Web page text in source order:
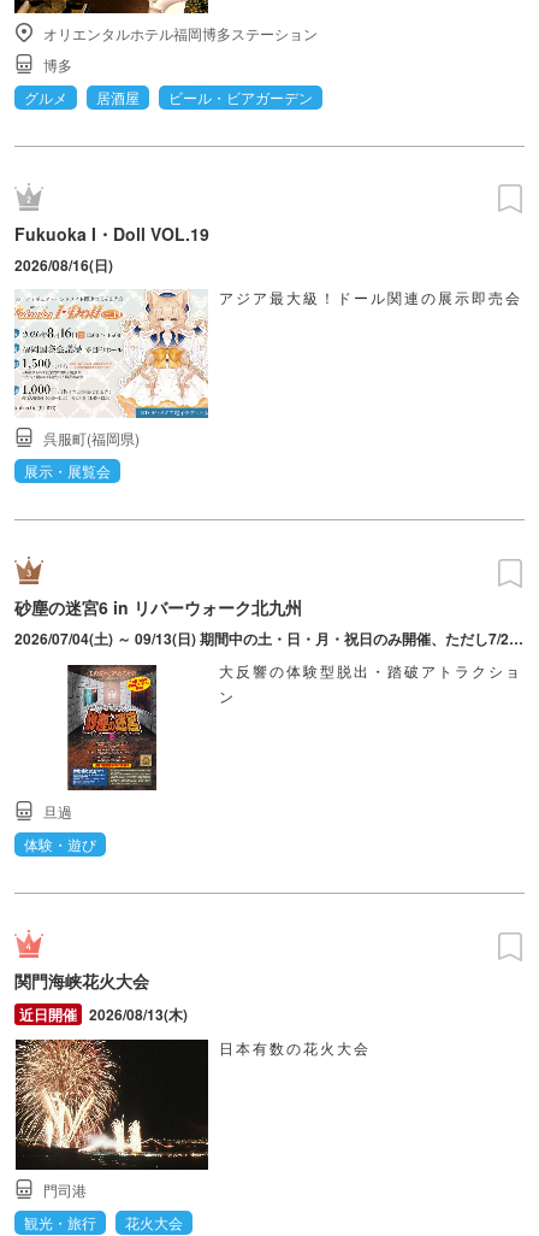
オリエンタルホテル福岡博多ステーション
博多
グルメ
居酒屋 ビール・ビアガーデン
Fukuoka I・Doll VOL.19
2026/08/16(日)
アジア最大級！ドール関連の展示即売会
呉服町(福岡県)
展示・展覧会
砂塵の迷宮6 in リバーウォーク北九州
2026/07/04(土) ～ 09/13(日) 期間中の土・日・月・祝日のみ開催、ただし7/25(土)～8/31(月)は毎日開催。平日13:00～、土日祝11:00～（最終受付18:00）。
大反響の体験型脱出・踏破アトラクショ
ン
旦過
体験・遊び
関門海峡花火大会
2026/08/13(木)
日本有数の花火大会
門司港
観光・旅行
花火大会